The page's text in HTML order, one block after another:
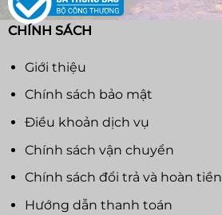
CHÍNH SÁCH
Giới thiệu
Chính sách bảo mật
Điều khoản dịch vụ
Chính sách vận chuyển
Chính sách đổi trả và hoàn tiền
Hướng dẫn thanh toán